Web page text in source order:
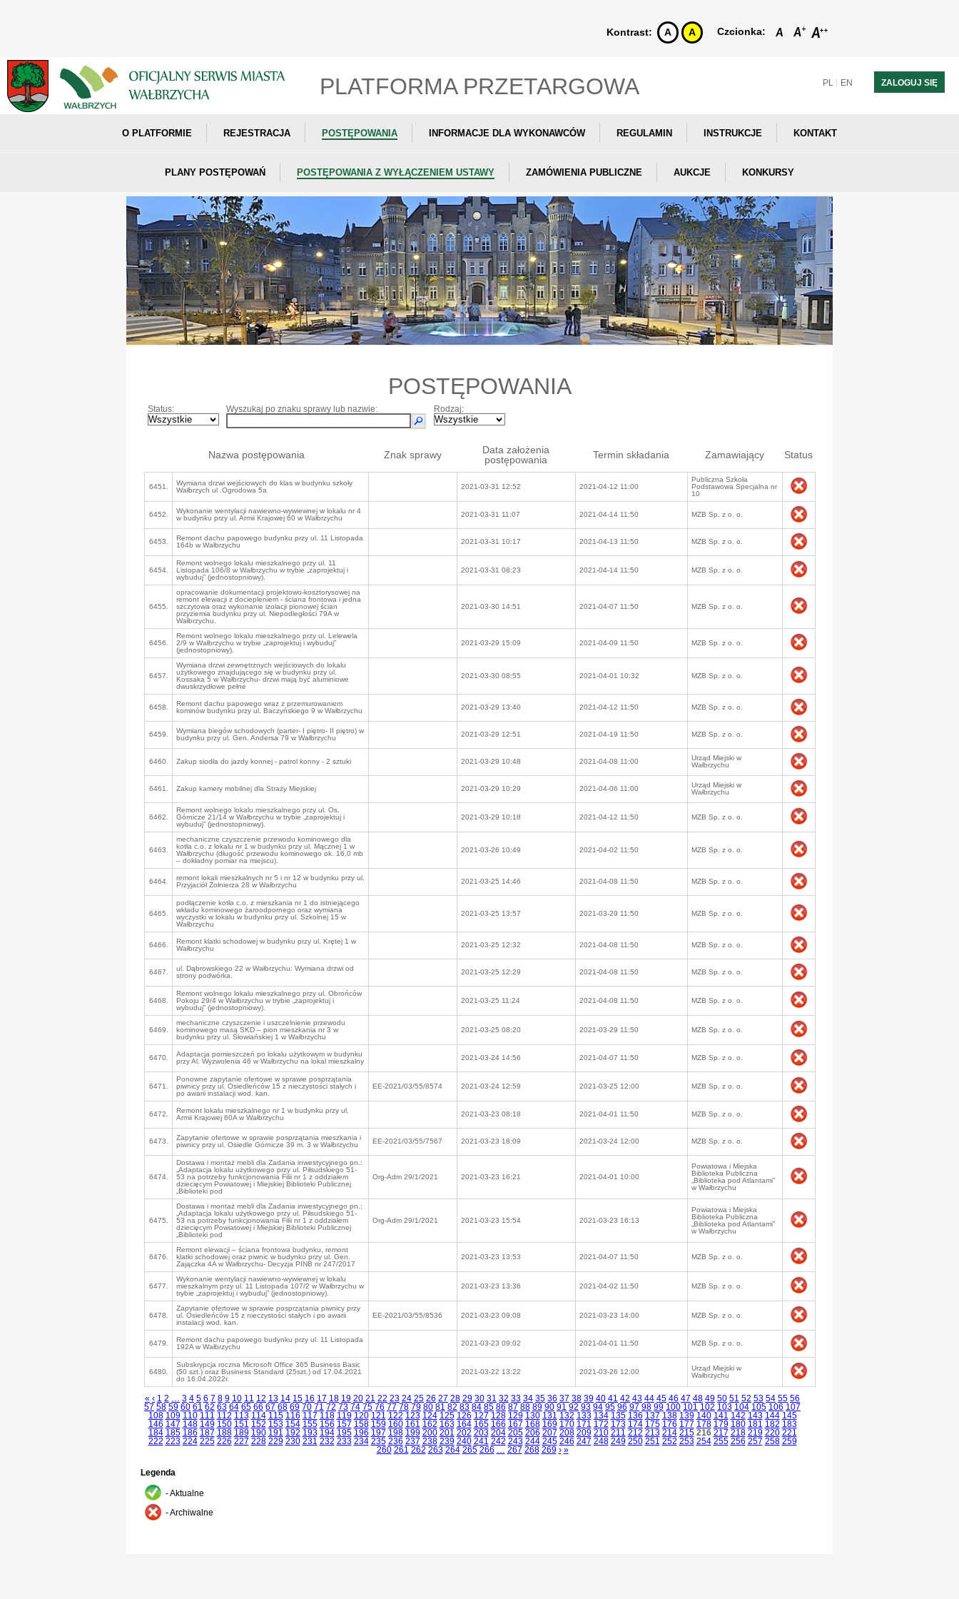
Czcionka:
Kontrast: A A
PLATFORMA PRZETARGOWA PL EN ZALOGUJ SIĘ
O PLATFORMIE REJESTRACJA POSTĘPOWANIA INFORMACJE DLA WYKONAWCÓW REGULAMIN INSTRUKCJE KONTAKT
PLANY POSTĘPOWAŃ POSTĘPOWANIA Z WYŁĄCZENIEM USTAWY ZAMÓWIENIA PUBLICZNE AUKCJE KONKURSY
POSTĘPOWANIA
Status: Wyszukaj po znaku sprawy lub nazwie: Rodzaj:
Nazwa postępowania Znak sprawy
Data założenia
postępowania
Termin składania Zamawiający Status
6451.
Wymiana drzwi wejściowych do klas w budynku szkoły
Wałbrzych ul .Ogrodowa 5a
2021-03-31 12:52 2021-04-12 11:00
Publiczna Szkoła
Podstawowa Specjalna nr
10
6452.
Wykonanie wentylacji nawiewno-wywiewnej w lokalu nr 4
w budynku przy ul. Armii Krajowej 60 w Wałbrzychu
2021-03-31 11:07 2021-04-14 11:50 MZB Sp. z o. o.
6453.
Remont dachu papowego budynku przy ul. 11 Listopada
164b w Wałbrzychu
2021-03-31 10:17 2021-04-13 11:50 MZB Sp. z o. o.
6454.
Remont wolnego lokalu mieszkalnego przy ul. 11
Listopada 106/8 w Wałbrzychu w trybie „zaprojektuj i
wybuduj” (jednostopniowy).
2021-03-31 08:23 2021-04-14 11:50 MZB Sp. z o. o.
6455.
opracowanie dokumentacji projektowo-kosztorysowej na
remont elewacji z dociepleniem - ściana frontowa i jedna
szczytowa oraz wykonanie izolacji pionowej ścian
przyziemia budynku przy ul. Niepodległości 79A w
Wałbrzychu.
2021-03-30 14:51 2021-04-07 11:50 MZB Sp. z o. o.
6456.
Remont wolnego lokalu mieszkalnego przy ul. Lelewela
2/9 w Wałbrzychu w trybie „zaprojektuj i wybuduj”
(jednostopniowy).
2021-03-29 15:09 2021-04-09 11:50 MZB Sp. z o. o.
6457.
Wymiana drzwi zewnętrznych wejściowych do lokalu
użytkowego znajdującego się w budynku przy ul.
Kossaka 5 w Wałbrzychu- drzwi mają być aluminiowe
dwuskrzydłowe pełne
2021-03-30 08:55 2021-04-01 10:32 MZB Sp. z o. o.
6458.
Remont dachu papowego wraz z przemurowaniem
kominów budynku przy ul. Baczyńskiego 9 w Wałbrzychu
2021-03-29 13:40 2021-04-12 11:50 MZB Sp. z o. o.
6459.
Wymiana biegów schodowych (parter- I piętro- II piętro) w
budynku przy ul. Gen. Andersa 79 w Wałbrzychu
2021-03-29 12:51 2021-04-19 11:50 MZB Sp. z o. o.
6460. Zakup siodła do jazdy konnej - patrol konny - 2 sztuki 2021-03-29 10:48 2021-04-08 11:00
Urząd Miejski w
Wałbrzychu
6461. Zakup kamery mobilnej dla Straży Miejskiej 2021-03-29 10:29 2021-04-06 11:00
Urząd Miejski w
Wałbrzychu
6462.
Remont wolnego lokalu mieszkalnego przy ul. Os.
Górnicze 21/14 w Wałbrzychu w trybie „zaprojektuj i
wybuduj” (jednostopniowy).
2021-03-29 10:18 2021-04-12 11:50 MZB Sp. z o. o.
6463.
mechaniczne czyszczenie przewodu kominowego dla
kotła c.o. z lokalu nr 1 w budynku przy ul. Mącznej 1 w
Wałbrzychu (długość przewodu kominowego ok. 16,0 mb
– dokładny pomiar na miejscu).
2021-03-26 10:49 2021-04-02 11:50 MZB Sp. z o. o.
6464.
remont lokali mieszkalnych nr 5 i nr 12 w budynku przy ul.
Przyjaciół Żołnierza 28 w Wałbrzychu
2021-03-25 14:46 2021-04-08 11:50 MZB Sp. z o. o.
6465.
podłączenie kotła c.o. z mieszkania nr 1 do istniejącego
wkładu kominowego żaroodpornego oraz wymiana
wyczystki w lokalu w budynku przy ul. Szkolnej 15 w
Wałbrzychu
2021-03-25 13:57 2021-03-29 11:50 MZB Sp. z o. o.
6466.
Remont klatki schodowej w budynku przy ul. Krętej 1 w
Wałbrzychu
2021-03-25 12:32 2021-04-08 11:50 MZB Sp. z o. o.
6467.
ul. Dąbrowskiego 22 w Wałbrzychu: Wymiana drzwi od
strony podwórka.
2021-03-25 12:29 2021-04-08 11:50 MZB Sp. z o. o.
6468.
Remont wolnego lokalu mieszkalnego przy ul. Obrońców
Pokoju 29/4 w Wałbrzychu w trybie „zaprojektuj i
wybuduj” (jednostopniowy).
2021-03-25 11:24 2021-04-08 11:50 MZB Sp. z o. o.
6469.
mechaniczne czyszczenie i uszczelnienie przewodu
kominowego masą SKD – pion mieszkania nr 3 w
budynku przy ul. Słowiańskiej 1 w Wałbrzychu
2021-03-25 08:20 2021-03-29 11:50 MZB Sp. z o. o.
6470.
Adaptacja pomieszczeń po lokalu użytkowym w budynku
przy Al. Wyzwolenia 46 w Wałbrzychu na lokal mieszkalny
2021-03-24 14:56 2021-04-07 11:50 MZB Sp. z o. o.
6471.
Ponowne zapytanie ofertowe w sprawie posprzątania
piwnicy przy ul. Osiedleńców 15 z nieczystości stałych i
po awarii instalacji wod. kan.
EE-2021/03/55/8574 2021-03-24 12:59 2021-03-25 12:00 MZB Sp. z o. o.
6472.
Remont lokalu mieszkalnego nr 1 w budynku przy ul.
Armii Krajowej 60A w Wałbrzychu
2021-03-23 08:18 2021-04-01 11:50 MZB Sp. z o. o.
6473.
Zapytanie ofertowe w sprawie posprzątania mieszkania i
piwnicy przy ul. Osiedle Górnicze 39 m. 3 w Wałbrzychu
EE-2021/03/55/7567 2021-03-23 18:09 2021-03-24 12:00 MZB Sp. z o. o.
6474.
Dostawa i montaż mebli dla Zadania inwestycyjnego pn.:
„Adaptacja lokalu użytkowego przy ul. Piłsudskiego 51-
53 na potrzeby funkcjonowania Filii nr 1 z oddziałem
dziecięcym Powiatowej i Miejskiej Biblioteki Publicznej
„Biblioteki pod
Org-Adm 29/1/2021 2021-03-23 16:21 2021-04-01 10:00
Powiatowa i Miejska
Biblioteka Publiczna
„Biblioteka pod Atlantami”
w Wałbrzychu
6475.
Dostawa i montaż mebli dla Zadania inwestycyjnego pn.:
„Adaptacja lokalu użytkowego przy ul. Piłsudskiego 51-
53 na potrzeby funkcjonowania Filii nr 1 z oddziałem
dziecięcym Powiatowej i Miejskiej Biblioteki Publicznej
„Biblioteki pod
Org-Adm 29/1/2021 2021-03-23 15:54 2021-03-23 16:13
Powiatowa i Miejska
Biblioteka Publiczna
„Biblioteka pod Atlantami”
w Wałbrzychu
6476.
Remont elewacji – ściana frontowa budynku, remont
klatki schodowej oraz piwnic w budynku przy ul. Gen.
Zajączka 4A w Wałbrzychu- Decyzja PINB nr 247/2017
2021-03-23 13:53 2021-04-07 11:50 MZB Sp. z o. o.
6477.
Wykonanie wentylacji nawiewno-wywiewnej w lokalu
mieszkalnym przy ul. 11 Listopada 107/2 w Wałbrzychu w
trybie „zaprojektuj i wybuduj” (jednostopniowy).
2021-03-23 13:36 2021-04-02 11:50 MZB Sp. z o. o.
6478.
Zapytanie ofertowe w sprawie posprzątania piwnicy przy
ul. Osiedleńców 15 z nieczystości stałych i po awarii
instalacji wod. kan.
EE-2021/03/55/8536 2021-03-23 09:08 2021-03-23 14:00 MZB Sp. z o. o.
6479.
Remont dachu papowego budynku przy ul. 11 Listopada
192A w Wałbrzychu
2021-03-23 09:02 2021-04-01 11:50 MZB Sp. z o. o.
6480.
Subskrypcja roczna Microsoft Office 365 Business Basic
(50 szt.) oraz Business Standard (25szt.) od 17.04.2021
do 16.04.2022r.
2021-03-22 13:22 2021-03-26 12:00
Urząd Miejski w
Wałbrzychu
« ‹ 1 2 … 3 4 5 6 7 8 9 10 11 12 13 14 15 16 17 18 19 20 21 22 23 24 25 26 27 28 29 30 31 32 33 34 35 36 37 38 39 40 41 42 43 44 45 46 47 48 49 50 51 52 53 54 55 56
57 58 59 60 61 62 63 64 65 66 67 68 69 70 71 72 73 74 75 76 77 78 79 80 81 82 83 84 85 86 87 88 89 90 91 92 93 94 95 96 97 98 99 100 101 102 103 104 105 106 107
108 109 110 111 112 113 114 115 116 117 118 119 120 121 122 123 124 125 126 127 128 129 130 131 132 133 134 135 136 137 138 139 140 141 142 143 144 145
146 147 148 149 150 151 152 153 154 155 156 157 158 159 160 161 162 163 164 165 166 167 168 169 170 171 172 173 174 175 176 177 178 179 180 181 182 183
184 185 186 187 188 189 190 191 192 193 194 195 196 197 198 199 200 201 202 203 204 205 206 207 208 209 210 211 212 213 214 215 216 217 218 219 220 221
222 223 224 225 226 227 228 229 230 231 232 233 234 235 236 237 238 239 240 241 242 243 244 245 246 247 248 249 250 251 252 253 254 255 256 257 258 259
260 261 262 263 264 265 266 … 267 268 269 › »
Legenda
- Aktualne
- Archiwalne